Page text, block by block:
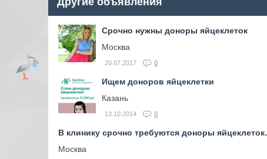
Срочно нужны доноры яйцеклеток
Москва
20.07.2017 0
Ищем доноров яйцеклетки
Казань
13.10.2014 0
В клинику срочно требуются доноры яйцеклеток.
Москва